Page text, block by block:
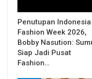
Penutupan Indonesia
Fashion Week 2026,
Bobby Nasution:
Siap Jadi Pusat
Fashion…